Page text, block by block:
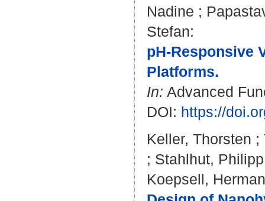
Nadine ;
Stefan:
pH-Responsive
Platforms.
In: Advanced
DOI: https://
Keller, Thorsten ;
; Stahlhut, Philipp
Koepsell,